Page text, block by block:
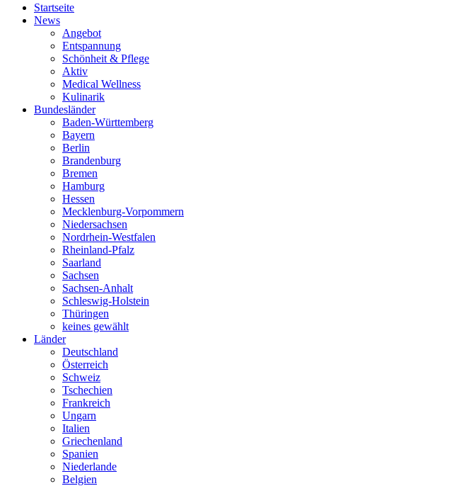
Startseite
News
Angebot
Entspannung
Schönheit & Pflege
Aktiv
Medical Wellness
Kulinarik
Bundesländer
Baden-Württemberg
Bayern
Berlin
Brandenburg
Bremen
Hamburg
Hessen
Mecklenburg-Vorpommern
Niedersachsen
Nordrhein-Westfalen
Rheinland-Pfalz
Saarland
Sachsen
Sachsen-Anhalt
Schleswig-Holstein
Thüringen
keines gewählt
Länder
Deutschland
Österreich
Schweiz
Tschechien
Frankreich
Ungarn
Italien
Griechenland
Spanien
Niederlande
Belgien